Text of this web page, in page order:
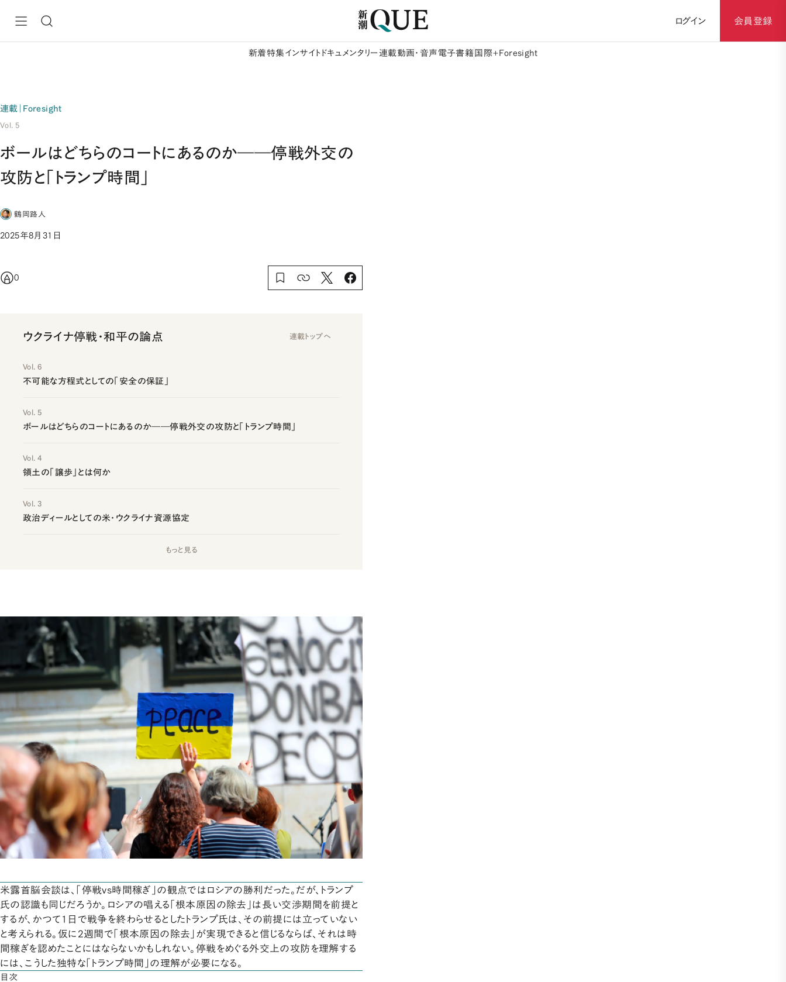
ログイン 会員登録
新着特集 インサイト ドキュメンタリー 連載動画・音声 電子書籍 国際+Foresight
連載｜Foresight
Vol. 5
ボールはどちらのコートにあるのか――停戦外交の
攻防と「トランプ時間」
鶴岡路人
2025年8月31日
0
ウクライナ停戦・和平の論点 連載トップへ
Vol. 6
不可能な方程式としての「安全の保証」
Vol. 5
ボールはどちらのコートにあるのか――停戦外交の攻防と「トランプ時間」
Vol. 4
領土の「譲歩」とは何か
Vol. 3
政治ディールとしての米・ウクライナ資源協定
もっと見る
米露首脳会談は、「停戦vs時間稼ぎ」の観点ではロシアの勝利だった。だが、トランプ
氏の認識も同じだろうか。ロシアの唱える「根本原因の除去」は長い交渉期間を前提と
するが、かつて1日で戦争を終わらせるとしたトランプ氏は、その前提には立っていない
と考えられる。仮に2週間で「根本原因の除去」が実現できると信じるならば、それは時
間稼ぎを認めたことにはならないかもしれない。停戦をめぐる外交上の攻防を理解する
には、こうした独特な「トランプ時間」の理解が必要になる。
目次